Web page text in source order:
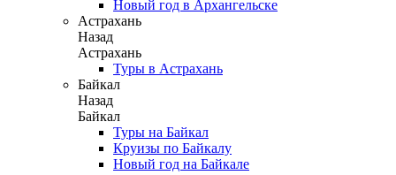
Новый год в Архангельске
Астрахань
Назад
Астрахань
Туры в Астрахань
Байкал
Назад
Байкал
Туры на Байкал
Круизы по Байкалу
Новый год на Байкале